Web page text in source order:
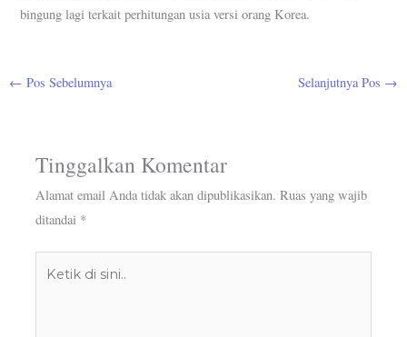
bingung lagi terkait perhitungan usia versi orang Korea.
← Pos Sebelumnya Selanjutnya Pos →
Tinggalkan Komentar
Alamat email Anda tidak akan dipublikasikan. Ruas yang wajib
ditandai *